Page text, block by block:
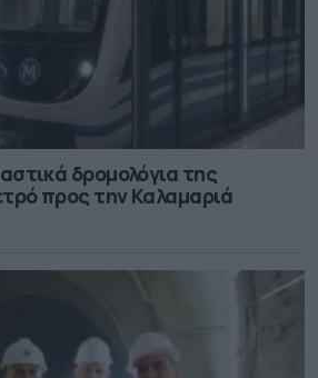
δρομολόγια της
προς την Καλαμαριά